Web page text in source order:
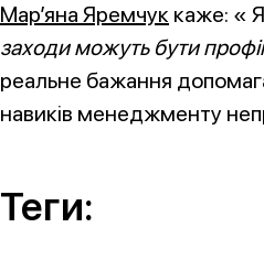
Мар’яна Яремчук каже: «
заходи можуть бути
реальне бажання
навиків менеджменту
Теги: